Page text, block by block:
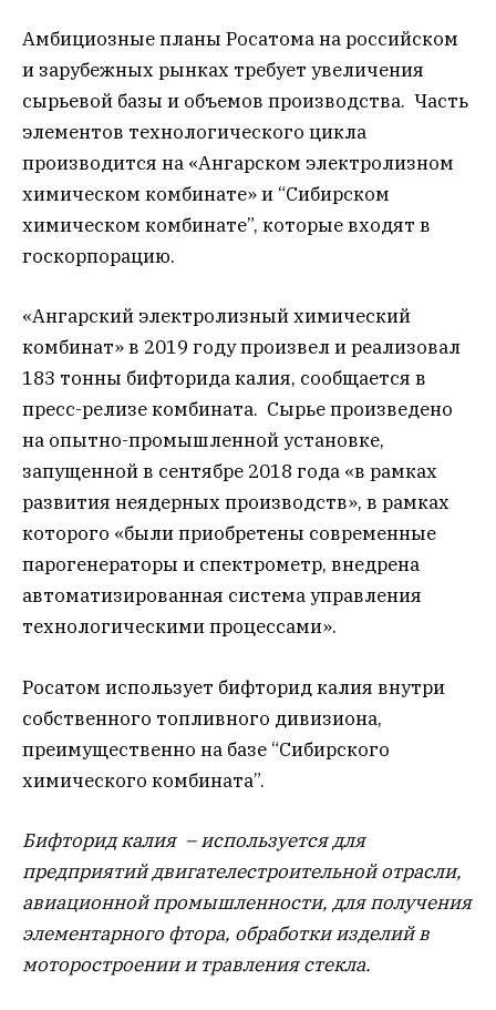
Амбициозные планы Росатома на российском
и зарубежных рынках требует увеличения
сырьевой базы и объемов производства. Часть
элементов технологического цикла
производится на «Ангарском электролизном
химическом комбинате» и “Сибирском
химическом комбинате”, которые входят в
госкорпорацию.
«Ангарский электролизный химический
комбинат» в 2019 году произвел и реализовал
183 тонны бифторида калия, сообщается в
пресс-релизе комбината. Сырье произведено
на опытно-промышленной установке,
запущенной в сентябре 2018 года «в рамках
развития неядерных производств», в рамках
которого «были приобретены современные
парогенераторы и спектрометр, внедрена
автоматизированная система управления
технологическими процессами».
Росатом использует бифторид калия внутри
собственного топливного дивизиона,
преимущественно на базе “Сибирского
химического комбината”.
Бифторид калия – используется для
предприятий двигателестроительной отрасли,
авиационной промышленности, для получения
элементарного фтора, обработки изделий в
моторостроении и травления стекла.